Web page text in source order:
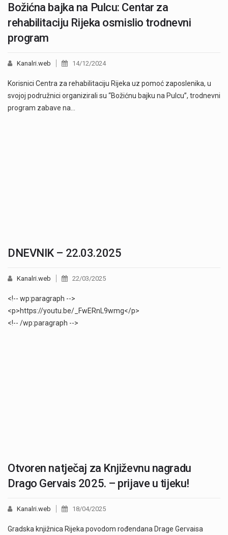
Božićna bajka na Pulcu: Centar za
rehabilitaciju Rijeka osmislio trodnevni
program
Kanalri.web 14/12/2024
Korisnici Centra za rehabilitaciju Rijeka uz pomoć zaposlenika, u
svojoj podružnici organizirali su “Božićnu bajku na Pulcu”, trodnevni
program zabave na…
DNEVNIK – 22.03.2025
Kanalri.web 22/03/2025
<!-- wp:paragraph -->
<p>https://youtu.be/_FwERnL9wmg</p>
<!-- /wp:paragraph -->
Otvoren natječaj za Književnu nagradu
Drago Gervais 2025. – prijave u tijeku!
Kanalri.web 18/04/2025
Gradska knjižnica Rijeka povodom rođendana Drage Gervaisa